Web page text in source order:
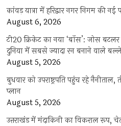
कांवड़ यात्रा में हरिद्वार नगर निगम की
August 6, 2026
टी20 क्रिकेट का नया ‘बॉस’: जोस बटलर
दुनिया में सबसे ज्यादा रन बनाने वाले
August 5, 2026
बुधवार को उपराष्ट्रपति पहुंच रहे नैनीताल,
प्‍लान
August 5, 2026
उत्तराखंड में मंदाकिनी का विकराल रूप,